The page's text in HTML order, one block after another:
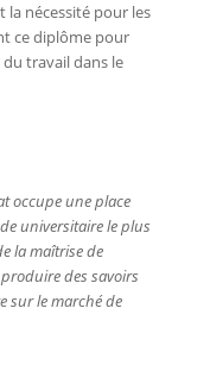
nécessité pour les
ce diplôme pour
travail dans le
occupe une place
universitaire le plus
la maîtrise de
des savoirs
sur le marché de